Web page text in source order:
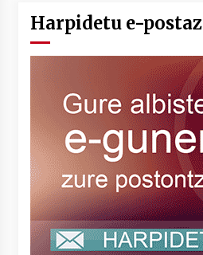
Harpidetu e-postaz